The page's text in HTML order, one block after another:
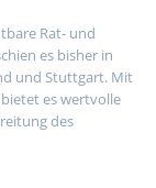
Rat- und
es bisher in
und Stuttgart. Mit
es wertvolle
des